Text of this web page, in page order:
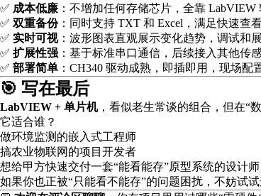
✅ 成本低廉 ：不增加任何存储芯片，全靠 LabVIEW
✅ 双重备份：同时支持 TXT 和 Excel，满足快速查
✅ 实时可视：波形图表直观展示变化趋势，调试和
✅ 扩展性强 ：基于标准串口通信，后续接入其他传
✅ 部署简单 ：CH340 驱动成熟，即插即用，现场配
🎯 写在最后
LabVIEW + 单片机，看似老生常谈的组合，但在“
它适合谁？
做环境监测的嵌入式工程师
搞农业物联网的项目开发者
想给甲方快速交付一套“能看能存”原型系统的设计师
如果你也正被“只能看不能存”的问题困扰，不妨试